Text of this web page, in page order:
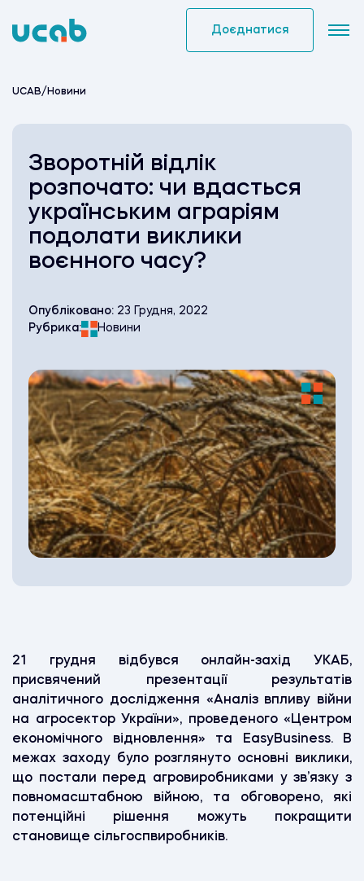
to
Доєднатися
UCAB/ Новини
Зворотній відлік
розпочато: чи вдасться
українським аграріям
подолати виклики
воєнного часу?
Опубліковано: 23 Грудня, 2022
Рубрика:
Новини
21 грудня відбувся онлайн-захід УКАБ,
присвячений презентації результатів
аналітичного дослідження «Аналіз впливу війни
на агросектор України», проведеного «Центром
економічного відновлення» та EasyBusiness. В
межах заходу було розглянуто основні виклики,
що постали перед агровиробниками у зв’язку з
повномасштабною війною, та обговорено, які
потенційні рішення можуть покращити
становище сільгоспвиробників.